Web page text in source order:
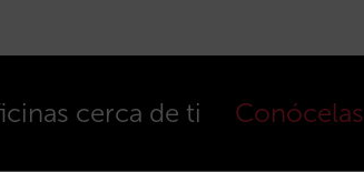
cerca de ti Conócelas